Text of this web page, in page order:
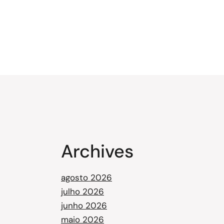
Archives
agosto 2026
julho 2026
junho 2026
maio 2026